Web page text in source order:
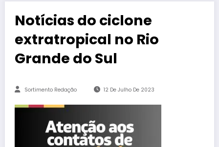
Notícias do ciclone
extratropical no Rio
Grande do Sul
Sortimento Redação 12 De Julho De 2023